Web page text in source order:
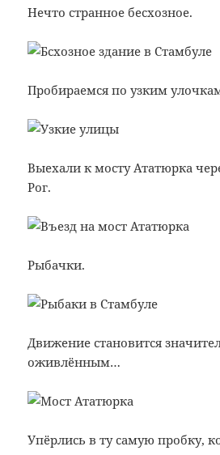
Нечто странное бесхозное.
Пробираемся по узким
Выехали к мосту Ататюрка
Рог.
Рыбачки.
Движение становится
оживлённым…
Упёрлись в ту самую пробку,